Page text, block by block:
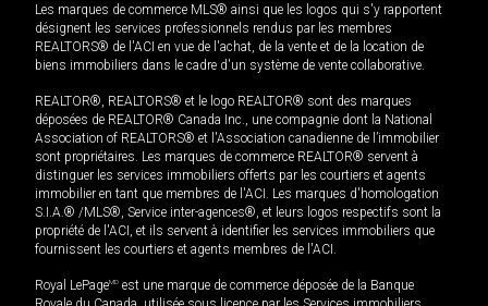
Les marques de commerce MLS® ainsi que les logos qui s'y rapportent
désignent les services professionnels rendus par les membres
REALTORS® de l'ACI en vue de l'achat, de la vente et de la location de
biens immobiliers dans le cadre d'un système de vente collaborative.
REALTOR®, REALTORS® et le logo REALTOR® sont des marques
déposées de REALTOR® Canada Inc., une compagnie dont la National
Association of REALTORS® et l'Association canadienne de l’immobilier
sont propriétaires. Les marques de commerce REALTOR® servent à
distinguer les services immobiliers offerts par les courtiers et agents
immobilier en tant que membres de l'ACI. Les marques d'homologation
S.I.A.® /MLS®, Service inter-agences®, et leurs logos respectifs sont la
propriété de l'ACI, et ils servent à identifier les services immobiliers que
fournissent les courtiers et agents membres de l'ACI.
Royal LePageMD est une marque de commerce déposée de la Banque